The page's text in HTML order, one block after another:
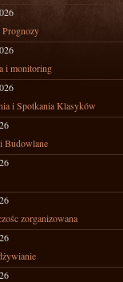
i monitoring
i Spotkania Klasyków
Budowlane
zorganizowana